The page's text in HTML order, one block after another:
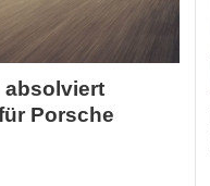
absolviert
Porsche